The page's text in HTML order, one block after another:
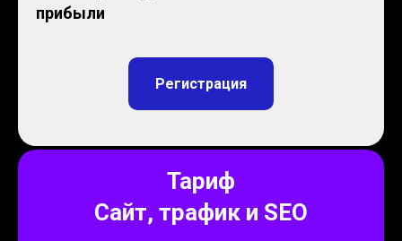
прибыли
Регистрация
Тариф
Сайт, трафик и SEO